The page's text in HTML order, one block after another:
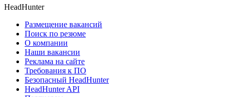
HeadHunter
Размещение вакансий
Поиск по резюме
О компании
Наши вакансии
Реклама на сайте
Требования к ПО
Безопасный HeadHunter
HeadHunter API